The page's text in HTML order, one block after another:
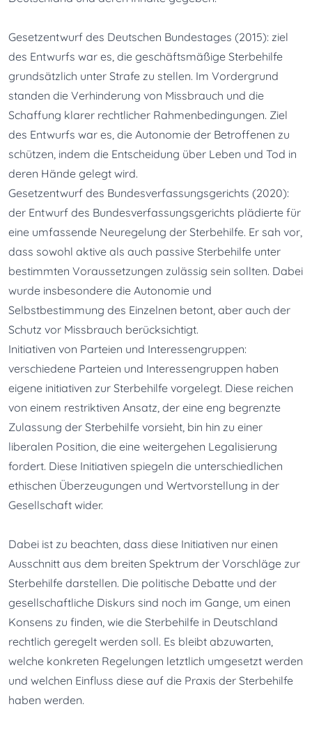
Gesetzentwurf des Deutschen Bundestages (2015): ziel
des Entwurfs war es, die geschäftsmäßige Sterbehilfe
grundsätzlich unter Strafe zu stellen. Im Vordergrund
standen die Verhinderung von Missbrauch und die
Schaffung klarer rechtlicher Rahmenbedingungen. Ziel
des Entwurfs war es, die Autonomie der Betroffenen zu
schützen, indem die Entscheidung über Leben und Tod in
deren Hände gelegt wird.
Gesetzentwurf des Bundesverfassungsgerichts (2020):
der Entwurf des Bundesverfassungsgerichts plädierte für
eine umfassende Neuregelung der Sterbehilfe. Er sah vor,
dass sowohl aktive als auch passive Sterbehilfe unter
bestimmten Voraussetzungen zulässig sein sollten. Dabei
wurde insbesondere die Autonomie und
Selbstbestimmung des Einzelnen betont, aber auch der
Schutz vor Missbrauch berücksichtigt.
Initiativen von Parteien und Interessengruppen:
verschiedene Parteien und Interessengruppen haben
eigene initiativen zur Sterbehilfe vorgelegt. Diese reichen
von einem restriktiven Ansatz, der eine eng begrenzte
Zulassung der Sterbehilfe vorsieht, bin hin zu einer
liberalen Position, die eine weitergehen Legalisierung
fordert. Diese Initiativen spiegeln die unterschiedlichen
ethischen Überzeugungen und Wertvorstellung in der
Gesellschaft wider.
Dabei ist zu beachten, dass diese Initiativen nur einen
Ausschnitt aus dem breiten Spektrum der Vorschläge zur
Sterbehilfe darstellen. Die politische Debatte und der
gesellschaftliche Diskurs sind noch im Gange, um einen
Konsens zu finden, wie die Sterbehilfe in Deutschland
rechtlich geregelt werden soll. Es bleibt abzuwarten,
welche konkreten Regelungen letztlich umgesetzt werden
und welchen Einfluss diese auf die Praxis der Sterbehilfe
haben werden.